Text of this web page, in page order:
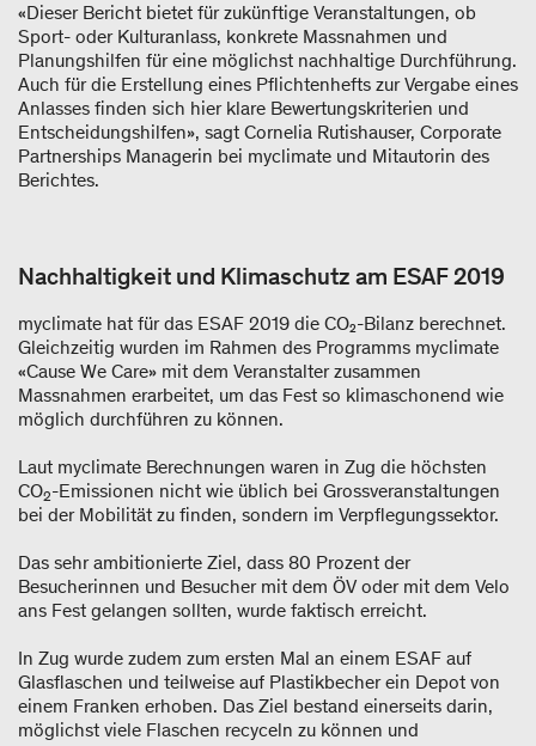
«Dieser Bericht bietet für zukünftige Veranstaltungen, ob
Sport- oder Kulturanlass, konkrete Massnahmen und
Planungshilfen für eine möglichst nachhaltige Durchführung.
Auch für die Erstellung eines Pflichtenhefts zur Vergabe eines
Anlasses finden sich hier klare Bewertungskriterien und
Entscheidungshilfen», sagt Cornelia Rutishauser, Corporate
Partnerships Managerin bei myclimate und Mitautorin des
Berichtes.
Nachhaltigkeit und Klimaschutz am ESAF 2019
myclimate hat für das ESAF 2019 die CO₂-Bilanz berechnet.
Gleichzeitig wurden im Rahmen des Programms myclimate
«Cause We Care» mit dem Veranstalter zusammen
Massnahmen erarbeitet, um das Fest so klimaschonend wie
möglich durchführen zu können.
Laut myclimate Berechnungen waren in Zug die höchsten
CO2-Emissionen nicht wie üblich bei Grossveranstaltungen
bei der Mobilität zu finden, sondern im Verpflegungssektor.
Das sehr ambitionierte Ziel, dass 80 Prozent der
Besucherinnen und Besucher mit dem ÖV oder mit dem Velo
ans Fest gelangen sollten, wurde faktisch erreicht.
In Zug wurde zudem zum ersten Mal an einem ESAF auf
Glasflaschen und teilweise auf Plastikbecher ein Depot von
einem Franken erhoben. Das Ziel bestand einerseits darin,
möglichst viele Flaschen recyceln zu können und